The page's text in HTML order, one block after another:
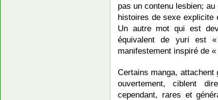
pas un contenu lesbien;
histoires de sexe explicite
Un autre mot qui est
équivalent de yuri est
manifestement inspiré de
Certains manga,
ouvertement, ciblent
cependant, rares et